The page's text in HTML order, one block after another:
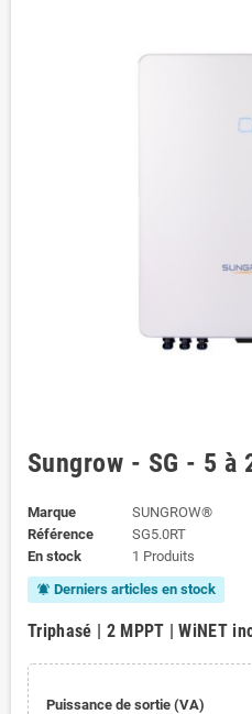
Sungrow - SG - 5 à
Marque
SUNGROW®
Référence
SG5.0RT
En stock
1 Produits
notifications_active Derniers articles en stock
Triphasé | 2 MPPT | WiNET
Puissance de sortie (VA)